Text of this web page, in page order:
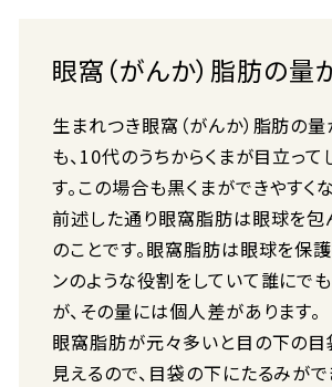
眼窩（がんか）脂肪の量
生まれつき眼窩（がんか）脂肪の
も、10代のうちからくまが目立って
す。この場合も黒くまができやすくな
前述した通り眼窩脂肪は眼球を包
のことです。眼窩脂肪は眼球を保護
ンのような役割をしていて誰にで
が、その量には個人差があります。
眼窩脂肪が元々多いと目の下の目
見えるので、目袋の下にたるみが